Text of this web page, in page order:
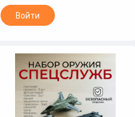
Войти